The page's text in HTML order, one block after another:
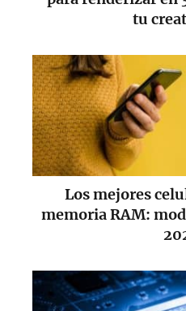
tu
Los mejores
memoria RAM: